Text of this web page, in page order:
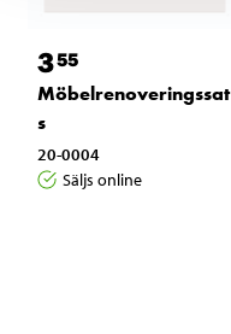
355
Möbelrenoveringssat
s
20-0004
Säljs online